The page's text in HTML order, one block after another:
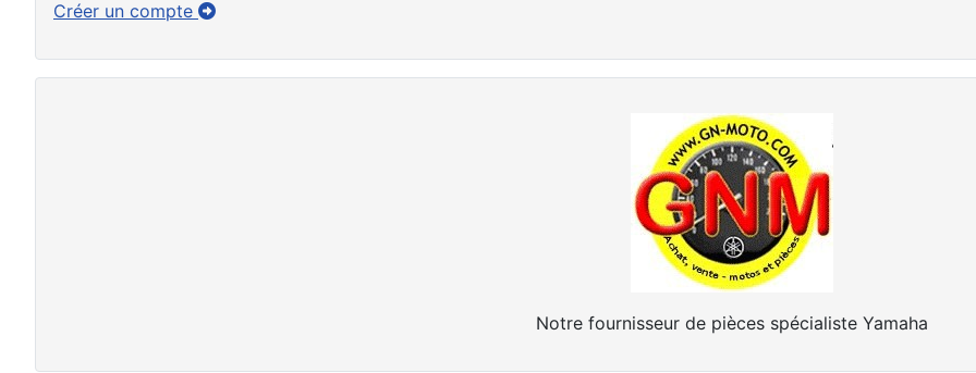
Créer un compte
Notre fournisseur de pièces spécialiste Yamaha